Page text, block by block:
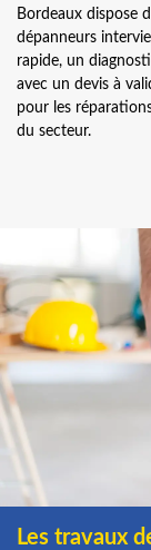
Bordeaux dispose
dépanneurs
rapide, un
avec un devis à
pour les
du secteur.
Les travaux